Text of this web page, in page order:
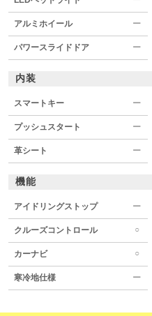
アルミホイール ー
パワースライドドア ー
内装
スマートキー ー
プッシュスタート ー
革シート ー
機能
アイドリングストップ ー
クルーズコントロール ○
カーナビ ○
寒冷地仕様 ー